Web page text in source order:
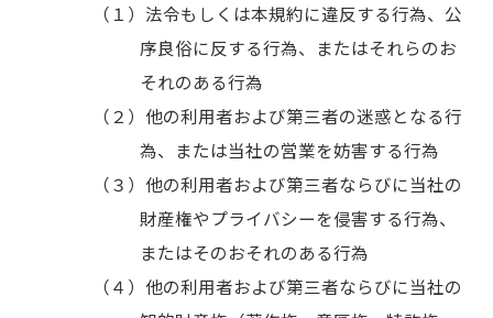
法令もしくは本規約に違反する行為、公
序良俗に反する行為、またはそれらのお
それのある行為
他の利用者および第三者の迷惑となる行
為、または当社の営業を妨害する行為
他の利用者および第三者ならびに当社の
財産権やプライバシーを侵害する行為、
またはそのおそれのある行為
他の利用者および第三者ならびに当社の